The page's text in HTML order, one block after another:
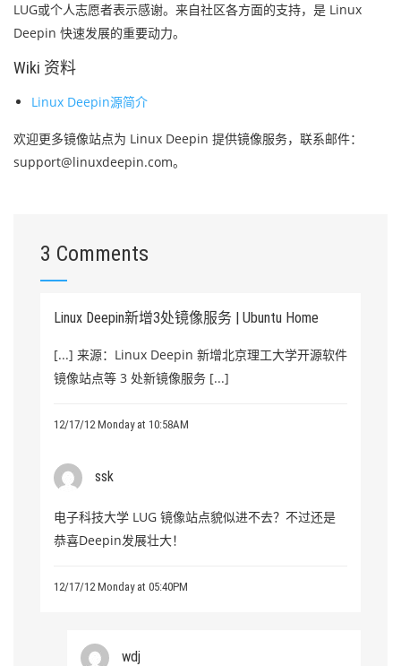
LUG或个人志愿者表示感谢。来自社区各方面的支持，是 Linux
Deepin 快速发展的重要动力。
Wiki 资料
Linux Deepin源简介
欢迎更多镜像站点为 Linux Deepin 提供镜像服务，联系邮件：
support@linuxdeepin.com。
3 Comments
Linux Deepin新增3处镜像服务 | Ubuntu Home
[...] 来源：Linux Deepin 新增北京理工大学开源软件
镜像站点等 3 处新镜像服务 [...]
12/17/12 Monday at 10:58AM
ssk
电子科技大学 LUG 镜像站点貌似进不去？不过还是
恭喜Deepin发展壮大！
12/17/12 Monday at 05:40PM
wdj